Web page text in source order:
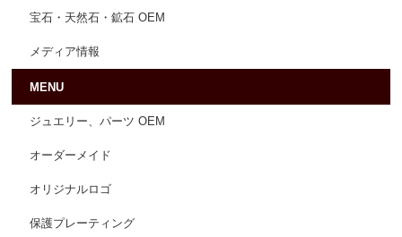
宝石・天然石・鉱石 OEM
メディア情報
MENU
ジュエリー、パーツ OEM
オーダーメイド
オリジナルロゴ
保護プレーティング